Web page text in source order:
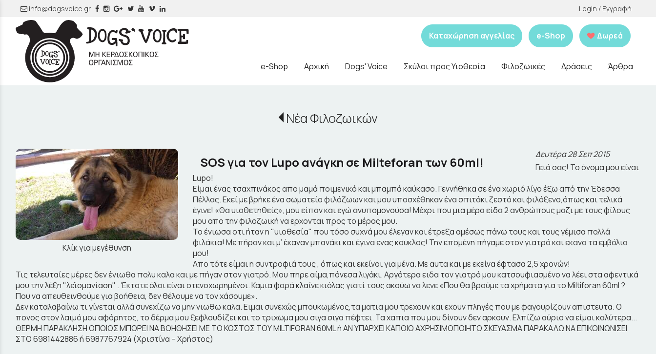
info@dogsvoice.gr Login / Εγγραφή
Καταχώρηση αγγελίας e-Shop Δωρεά
e-Shop Αρχική Dogs' Voice Σκύλοι προς Υιοθεσία Φιλοζωικές Δράσεις Άρθρα
Νέα Φιλοζωικών
Κλίκ για μεγέθυνση
SOS για τον Lupo ανάγκη σε Milteforan των 60ml!
Δευτέρα 28 Σεπ 2015
Γειά σας! Το όνομα μου είναι
Lupo!
Είμαι ένας τσαχπινάκος απο μαμά ποιμενικό και μπαμπά καύκασο. Γεννήθηκα σε ένα χωριό λίγο έξω από την Έδεσσα
Πέλλας. Εκεί με βρήκε ένα σωματείο φιλόζωων και μου υποσχέθηκαν ένα σπιτάκι ζεστό και φιλόξενο,όπως και τελικά
έγινε! «Θα υιοθετηθείς», μου είπαν και εγώ ανυπομονούσα! Μέχρι που μια μέρα είδα 2 ανθρώπους μαζι με τους φίλους
μου απο την φιλοζωική να ερχονται προς το μέρος μου.
Το ένιωσα οτι ήταν η "υιοθεσία" που τόσο συχνά μου έλεγαν και έτρεξα αμέσως πάνω τους και τους γέμισα πολλά
φιλάκια! Με πήραν και μ’ έκαναν μπανάκι και έγινα ενας κουκλος! Την επομένη πήγαμε στον γιατρό και εκανα τα εμβόλια
μου!
Απο τότε είμαι η συντροφιά τους , όπως και εκείνοι για μένα. Με αυτα και με εκείνα έφτασα 2,5 χρονών!
Τις τελευταίες μέρες δεν ένιωθα πολυ καλα και με πήγαν στον γιατρό. Μου πηρε αίμα,πόνεσα λιγάκι. Αργότερα ειδα τον γιατρό μου κατσουφιασμένο να λέει στα αφεντικά
μου την λέξη "λεϊσμανίαση" . Έκτοτε όλοι είναι στενοχωρημένοι. Καμια φορά κλαίνε κιόλας γιατί τους ακούω να λενε «Που θα βρούμε τα χρήματα για το Miltiforan 60ml ?
Που να απευθεινθούμε για βοήθεια, δεν θέλουμε να τον χάσουμε».
Δεν καταλαβαίνω τι γίνεται αλλά συνεχίζω να μην νιωθω καλα. Ειμαι συνεχώς μπουκωμένος,τα ματια μου τρεχουν και εχουν πληγές που με φαγουρίζουν απιστευτα. Ο
πονος στον λαιμό μου αφόρητος, το δέρμα μου ξεφλουδίζει και το τριχωμα μου σιγα σιγα πέφτει. Τα χαπια που μου δίνουν δεν αρκουν. Ελπίζω αύριο να είμαι καλύτερα...
ΘΕΡΜΗ ΠΑΡΑΚΛΗΣΗ ΟΠΟΙΟΣ ΜΠΟΡΕΙ ΝΑ ΒΟΗΘΗΣΕΙ ΜΕ ΤΟ ΚΟΣΤΟΣ ΤΟΥ MΙLTIFORAN 60ML ή ΑΝ ΥΠΑΡΧΕΙ ΚΑΠΟΙΟ ΑΧΡΗΣΙΜΟΠΟΙΗΤΟ ΣΚΕΥΑΣΜΑ ΠΑΡΑΚΑΛΩ ΝΑ ΕΠΙΚΟΙΝΩΝΙΣΕΙ
ΣΤΟ 6981442886 ή 6987767924 (Χριστίνα – Χρήστος)